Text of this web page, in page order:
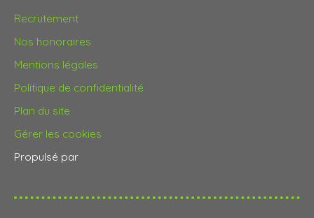
Recrutement
Nos honoraires
Mentions légales
Politique de confidentialité
Plan du site
Gérer les cookies
Propulsé par